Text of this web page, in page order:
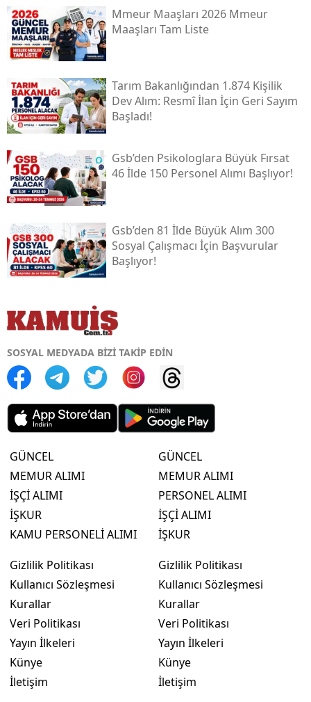
Mmeur Maaşları 2026 Mmeur
Maaşları Tam Liste
Tarım Bakanlığından 1.874 Kişilik
Dev Alım: Resmî İlan İçin Geri Sayım
Başladı!
Gsb’den Psikologlara Büyük Fırsat
46 İlde 150 Personel Alımı Başlıyor!
Gsb’den 81 İlde Büyük Alım 300
Sosyal Çalışmacı İçin Başvurular
Başlıyor!
SOSYAL MEDYADA BİZİ TAKİP EDİN
GÜNCEL
MEMUR ALIMI
İŞÇİ ALIMI
İŞKUR
KAMU PERSONELİ ALIMI
GÜNCEL
MEMUR ALIMI
PERSONEL ALIMI
İŞÇİ ALIMI
İŞKUR
Gizlilik Politikası
Kullanıcı Sözleşmesi
Kurallar
Veri Politikası
Yayın İlkeleri
Künye
İletişim
Gizlilik Politikası
Kullanıcı Sözleşmesi
Kurallar
Veri Politikası
Yayın İlkeleri
Künye
İletişim